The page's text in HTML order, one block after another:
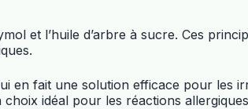
et l’huile d’arbre à sucre. Ces
en fait une solution efficace pour les
idéal pour les réactions